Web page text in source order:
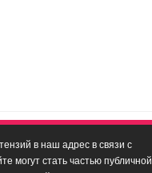
в наш адрес в связи с
могут стать частью публичной